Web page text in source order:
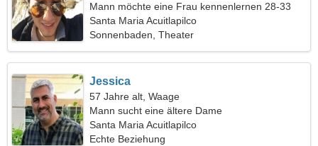
Mann möchte eine Frau kennenlernen 28-33
Santa Maria Acuitlapilco
Sonnenbaden, Theater
Jessica
57 Jahre alt, Waage
Mann sucht eine ältere Dame
Santa Maria Acuitlapilco
Echte Beziehung